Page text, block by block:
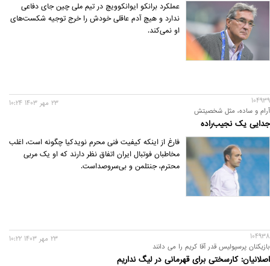
عملکرد برانکو ایوانکوویچ در تیم ملی چین جای دفاعی
ندارد و هیچ آدم عاقلی خودش را خرج توجیه شکست‌های
او نمی‌کند.
104939
آرام و ساده، مثل شخصیتش
جدایی یک نجیب‌راده
23 مهر 1403 10:24
فارغ از اینکه کیفیت فنی محرم نویدکیا چگونه است، اغلب
مخاطبان فوتبال ایران اتفاق نظر دارند که او یک مربی
محترم، جنتلمن و بی‌سروصداست.
104938
بازیکنان پرسپولیس قدر آقا کریم را می دانند
اصلانیان: کارسختی برای قهرمانی در لیگ نداریم
23 مهر 1403 10:22